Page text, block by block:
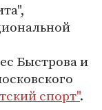
Быстрова и
спорт".